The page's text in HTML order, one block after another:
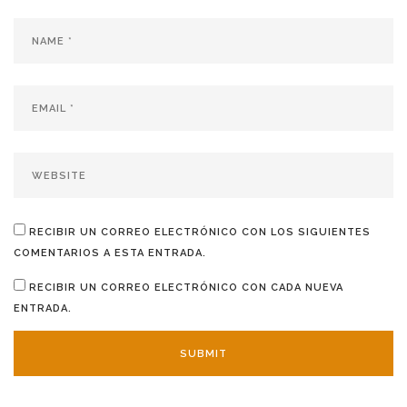
RECIBIR UN CORREO ELECTRÓNICO CON LOS SIGUIENTES
COMENTARIOS A ESTA ENTRADA.
RECIBIR UN CORREO ELECTRÓNICO CON CADA NUEVA
ENTRADA.